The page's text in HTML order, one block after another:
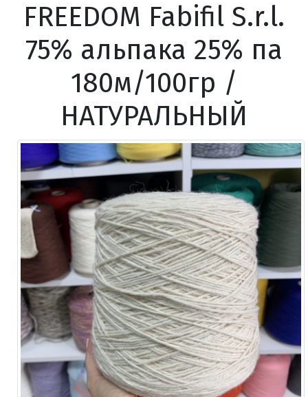
FREEDOM Fabifil S.r.l.
75% альпака 25% па
180м/100гр /
НАТУРАЛЬНЫЙ